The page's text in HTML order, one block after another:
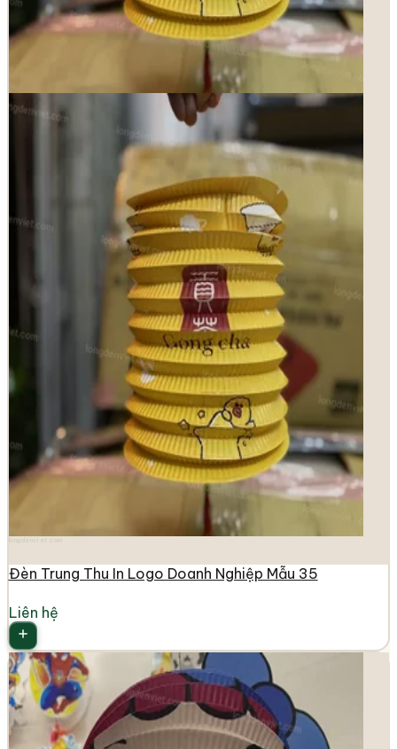
Đèn Trung Thu In Logo Doanh Nghiệp Mẫu 35
Liên hệ